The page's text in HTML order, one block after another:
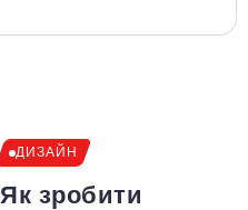
ДИЗАЙН
Як зробити